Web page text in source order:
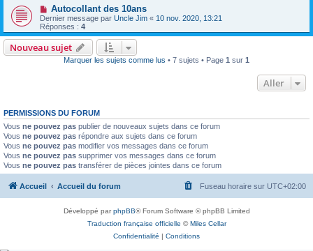
Autocollant des 10ans
Dernier message par Uncle Jim « 10 nov. 2020, 13:21
Réponses : 4
Nouveau sujet
Marquer les sujets comme lus • 7 sujets • Page 1 sur 1
Aller
PERMISSIONS DU FORUM
Vous ne pouvez pas publier de nouveaux sujets dans ce forum
Vous ne pouvez pas répondre aux sujets dans ce forum
Vous ne pouvez pas modifier vos messages dans ce forum
Vous ne pouvez pas supprimer vos messages dans ce forum
Vous ne pouvez pas transférer de pièces jointes dans ce forum
Accueil Accueil du forum Fuseau horaire sur UTC+02:00
Développé parphpBB® Forum Software © phpBB Limited
Traduction française officielle ©Miles Cellar
Confidentialité | Conditions